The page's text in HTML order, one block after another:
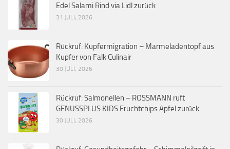
Edel Salami Rind via Lidl zurück
31 JULI, 2026
Rückruf: Kupfermigration – Marmeladentopf aus
Kupfer von Falk Culinair
30 JULI, 2026
Rückruf: Salmonellen – ROSSMANN ruft
GENUSSPLUS KIDS Fruchtchips Apfel zurück
30 JULI, 2026